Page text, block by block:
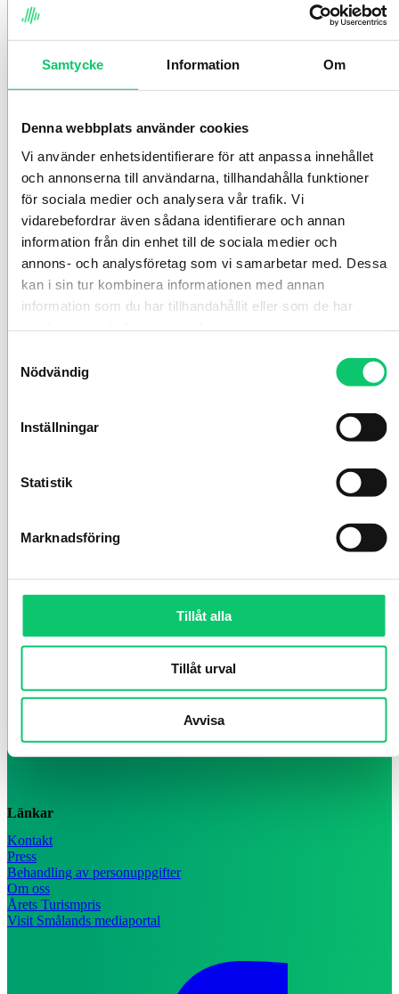
Samtycke Information Om
Denna webbplats använder cookies
Vi använder enhetsidentifierare för att anpassa innehållet
och annonserna till användarna, tillhandahålla funktioner
för sociala medier och analysera vår trafik. Vi
vidarebefordrar även sådana identifierare och annan
information från din enhet till de sociala medier och
annons- och analysföretag som vi samarbetar med. Dessa
kan i sin tur kombinera informationen med annan
information som du har tillhandahållit eller som de har
Nödvändig
Inställningar
Statistik
Marknadsföring
Tillåt alla
Tillåt urval
Avvisa
Länkar
Kontakt
Press
Behandling av personuppgifter
Om oss
Årets Turismpris
Visit Smålands mediaportal